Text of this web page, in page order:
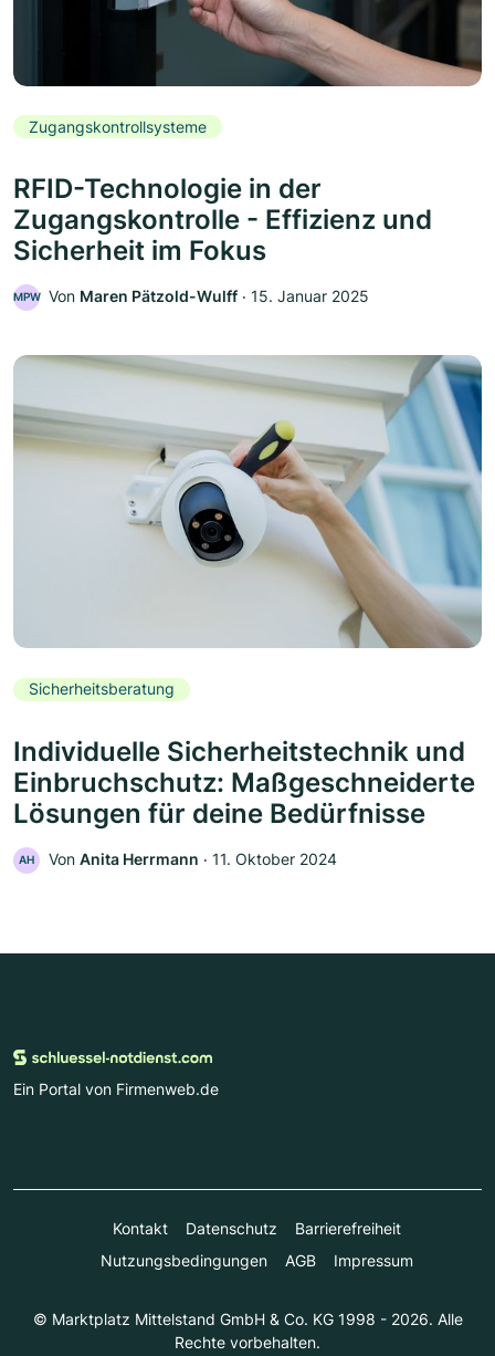
Zugangskontrollsysteme
RFID-Technologie in der
Zugangskontrolle - Effizienz und
Sicherheit im Fokus
MPW Von Maren Pätzold-Wulff ‧ 15. Januar 2025
Sicherheitsberatung
Individuelle Sicherheitstechnik und
Einbruchschutz: Maßgeschneiderte
Lösungen für deine Bedürfnisse
AH Von Anita Herrmann ‧ 11. Oktober 2024
Ein Portal von Firmenweb.de
Kontakt Datenschutz
Barrierefreiheit
Nutzungsbedingungen
AGB Impressum
© Marktplatz Mittelstand GmbH & Co. KG 1998 - 2026. Alle
Rechte vorbehalten.